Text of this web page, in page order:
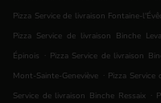
Pizza Service de livraison Fontaine-
Pizza Service de livraison Binche
Épinois . Pizza Service de livraison
Mont-Sainte-Geneviève . Pizza
Service de livraison Binche Ressaix .